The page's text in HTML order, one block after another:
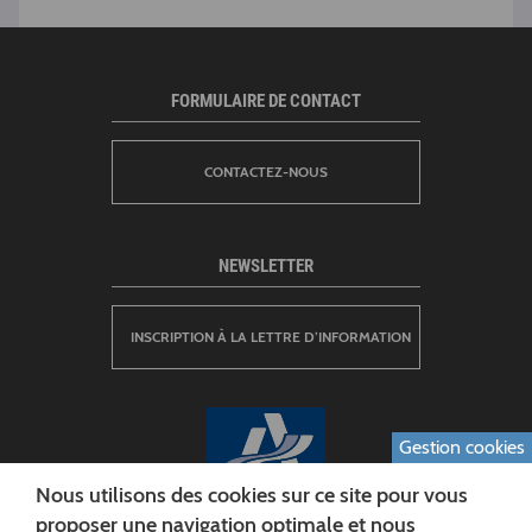
FORMULAIRE DE CONTACT
CONTACTEZ-NOUS
NEWSLETTER
INSCRIPTION À LA LETTRE D’INFORMATION
Gestion cookies
Nous utilisons des cookies sur ce site pour vous
proposer une navigation optimale et nous